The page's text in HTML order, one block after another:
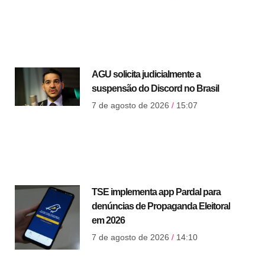
AGU solicita judicialmente a
suspensão do Discord no Brasil
7 de agosto de 2026 15:07
TSE implementa app Pardal para
denúncias de Propaganda Eleitoral
em 2026
7 de agosto de 2026 14:10